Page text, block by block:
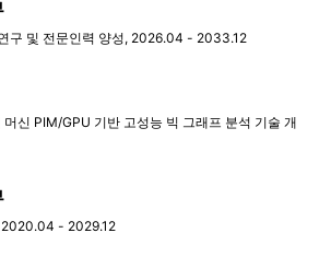
구 및 전문인력 양성, 2026.04 - 2033.12
신 PIM/GPU 기반 고성능 빅 그래프 분석 기술 개
2020.04 - 2029.12